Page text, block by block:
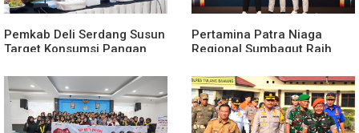
Pemkab Deli Serdang Susun
Target Konsumsi Pangan
Gizi
Pertamina Patra Niaga
Regional Sumbagut Raih
CSR Award 2026, Bukti
Nyata Komitmen
Keberlanjutan